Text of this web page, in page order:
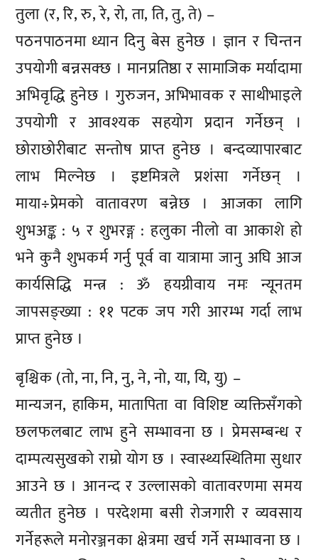
तुला (र, रि, रु, रे, रो, ता, ति, तु, ते) –
पठनपाठनमा ध्यान दिनु बेस हुनेछ । ज्ञान र चिन्तन
उपयोगी बन्नसक्छ । मानप्रतिष्ठा र सामाजिक मर्यादामा
अभिवृद्धि हुनेछ । गुरुजन, अभिभावक र साथीभाइले
उपयोगी र आवश्यक सहयोग प्रदान गर्नेछन् ।
छोराछोरीबाट सन्तोष प्राप्त हुनेछ । बन्दव्यापारबाट
लाभ मिल्नेछ । इष्टमित्रले प्रशंसा गर्नेछन् ।
माया÷प्रेमको वातावरण बन्नेछ । आजका लागि
शुभअङ्क : ५ र शुभरङ्ग : हलुका नीलो वा आकाशे हो
भने कुनै शुभकर्म गर्नु पूर्व वा यात्रामा जानु अघि आज
कार्यसिद्धि मन्त्र : ॐ हयग्रीवाय नमः न्यूनतम
जापसङ्ख्या : ११ पटक जप गरी आरम्भ गर्दा लाभ
प्राप्त हुनेछ ।
बृश्चिक (तो, ना, नि, नु, ने, नो, या, यि, यु) –
मान्यजन, हाकिम, मातापिता वा विशिष्ट व्यक्तिसँगको
छलफलबाट लाभ हुने सम्भावना छ । प्रेमसम्बन्ध र
दाम्पत्यसुखको राम्रो योग छ । स्वास्थ्यस्थितिमा सुधार
आउने छ । आनन्द र उल्लासको वातावरणमा समय
व्यतीत हुनेछ । परदेशमा बसी रोजगारी र व्यवसाय
गर्नेहरूले मनोरञ्जनका क्षेत्रमा खर्च गर्ने सम्भावना छ ।